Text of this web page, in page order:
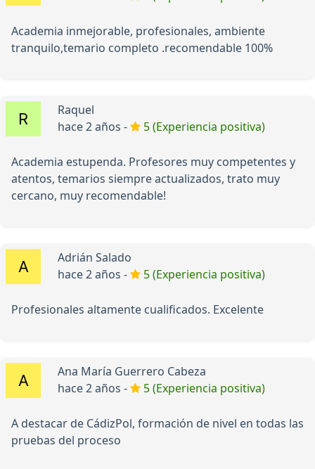
Academia inmejorable, profesionales, ambiente
tranquilo,temario completo .recomendable 100%
Raquel
hace 2 años -
5 (Experiencia positiva)
Academia estupenda. Profesores muy competentes y
atentos, temarios siempre actualizados, trato muy
cercano, muy recomendable!
Adrián Salado
hace 2 años -
5 (Experiencia positiva)
Profesionales altamente cualificados. Excelente
Ana María Guerrero Cabeza
hace 2 años -
5 (Experiencia positiva)
A destacar de CádizPol, formación de nivel en todas las
pruebas del proceso